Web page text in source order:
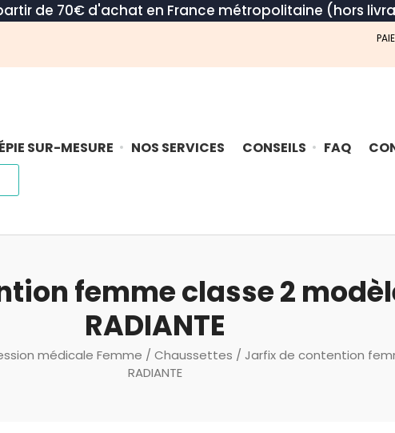
de 70€ d'achat en France métropolitaine (hors
SUR-MESURE NOS SERVICES CONSEILS FAQ
femme classe 2
RADIANTE
médicale Femme / Chaussettes / Jarfix de contention
RADIANTE